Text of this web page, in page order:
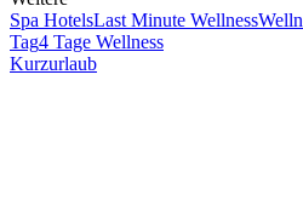
Spa HotelsLast Minute Wellness
Tag4 Tage Wellness
Kurzurlaub